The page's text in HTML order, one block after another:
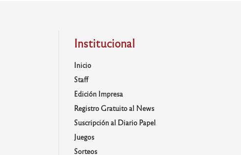
Institucional
Inicio
Staff
Edición Impresa
Registro Gratuito al News
Suscripción al Diario Papel
Juegos
Sorteos